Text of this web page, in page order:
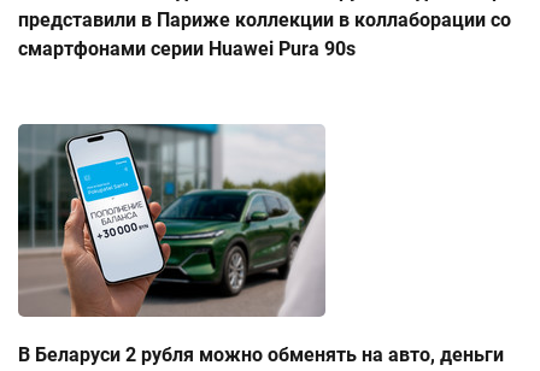
представили в Париже коллекции в коллаборации со
смартфонами серии Huawei Pura 90s
В Беларуси 2 рубля можно обменять на авто, деньги